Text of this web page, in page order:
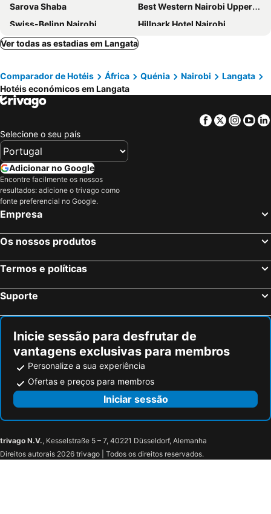
Sarova Shaba
Best Western Nairobi Upper Hill
Swiss-Belinn Nairobi
Hillpark Hotel Nairobi
Park Inn By Radisson Nairobi Westlands
West Wood Hotel
The Boma Nairobi
Nairobi Safari Club by Swiss-Belhotel
Hotel Boulevard Nairobi, City Centre CBD
Meridian Court
La Maison Royale
Novotel Nairobi Westlands
Four Points by Sheraton Nairobi Hurlingham
Swiss Lenana Mount Hotel
Okash City Boutique Hotel
The Oakwood Hotel
Decasa Hotel
Gem Forest Hotel Nairobi - MGallery Collection
Red Buffalo House Hotel
Tamarind Tree Hotel
Hadassah Hotel
Pullman Nairobi Upper Hill
Mercure Nairobi Upper Hill
Radisson Blu Hotel & Residence Nairobi Arboretum
Sentrim Boulevard Hotel
Fairmont The Norfolk
Kenya Comfort Hotel
Emara Ole-Sereni
The Panari Hotel - Near Jomo Kenyatta International Airport
Apartment Parklands Nairobi, Kenya
Hyatt Regency Nairobi Westlands
Hyatt Place Nairobi Westlands
Ver todas as estadias em Langata
Comparador de Hotéis África Quénia Nairobi
Langata
Hotéis económicos em Langata
Facebook
Twitter
Selecione o seu país
Adicionar no Google
Encontre facilmente os nossos
resultados: adicione o trivago como
fonte preferencial no Google.
Empresa
Os nossos produtos
Termos e políticas
Suporte
Inicie sessão para desfrutar de
vantagens exclusivas para membros
Personalize a sua experiência
Ofertas e preços para membros
Iniciar sessão
trivago N.V., Kesselstraße 5 – 7, 40221 Düsseldorf, Alemanha
Direitos autorais 2026 trivago | Todos os direitos reservados.